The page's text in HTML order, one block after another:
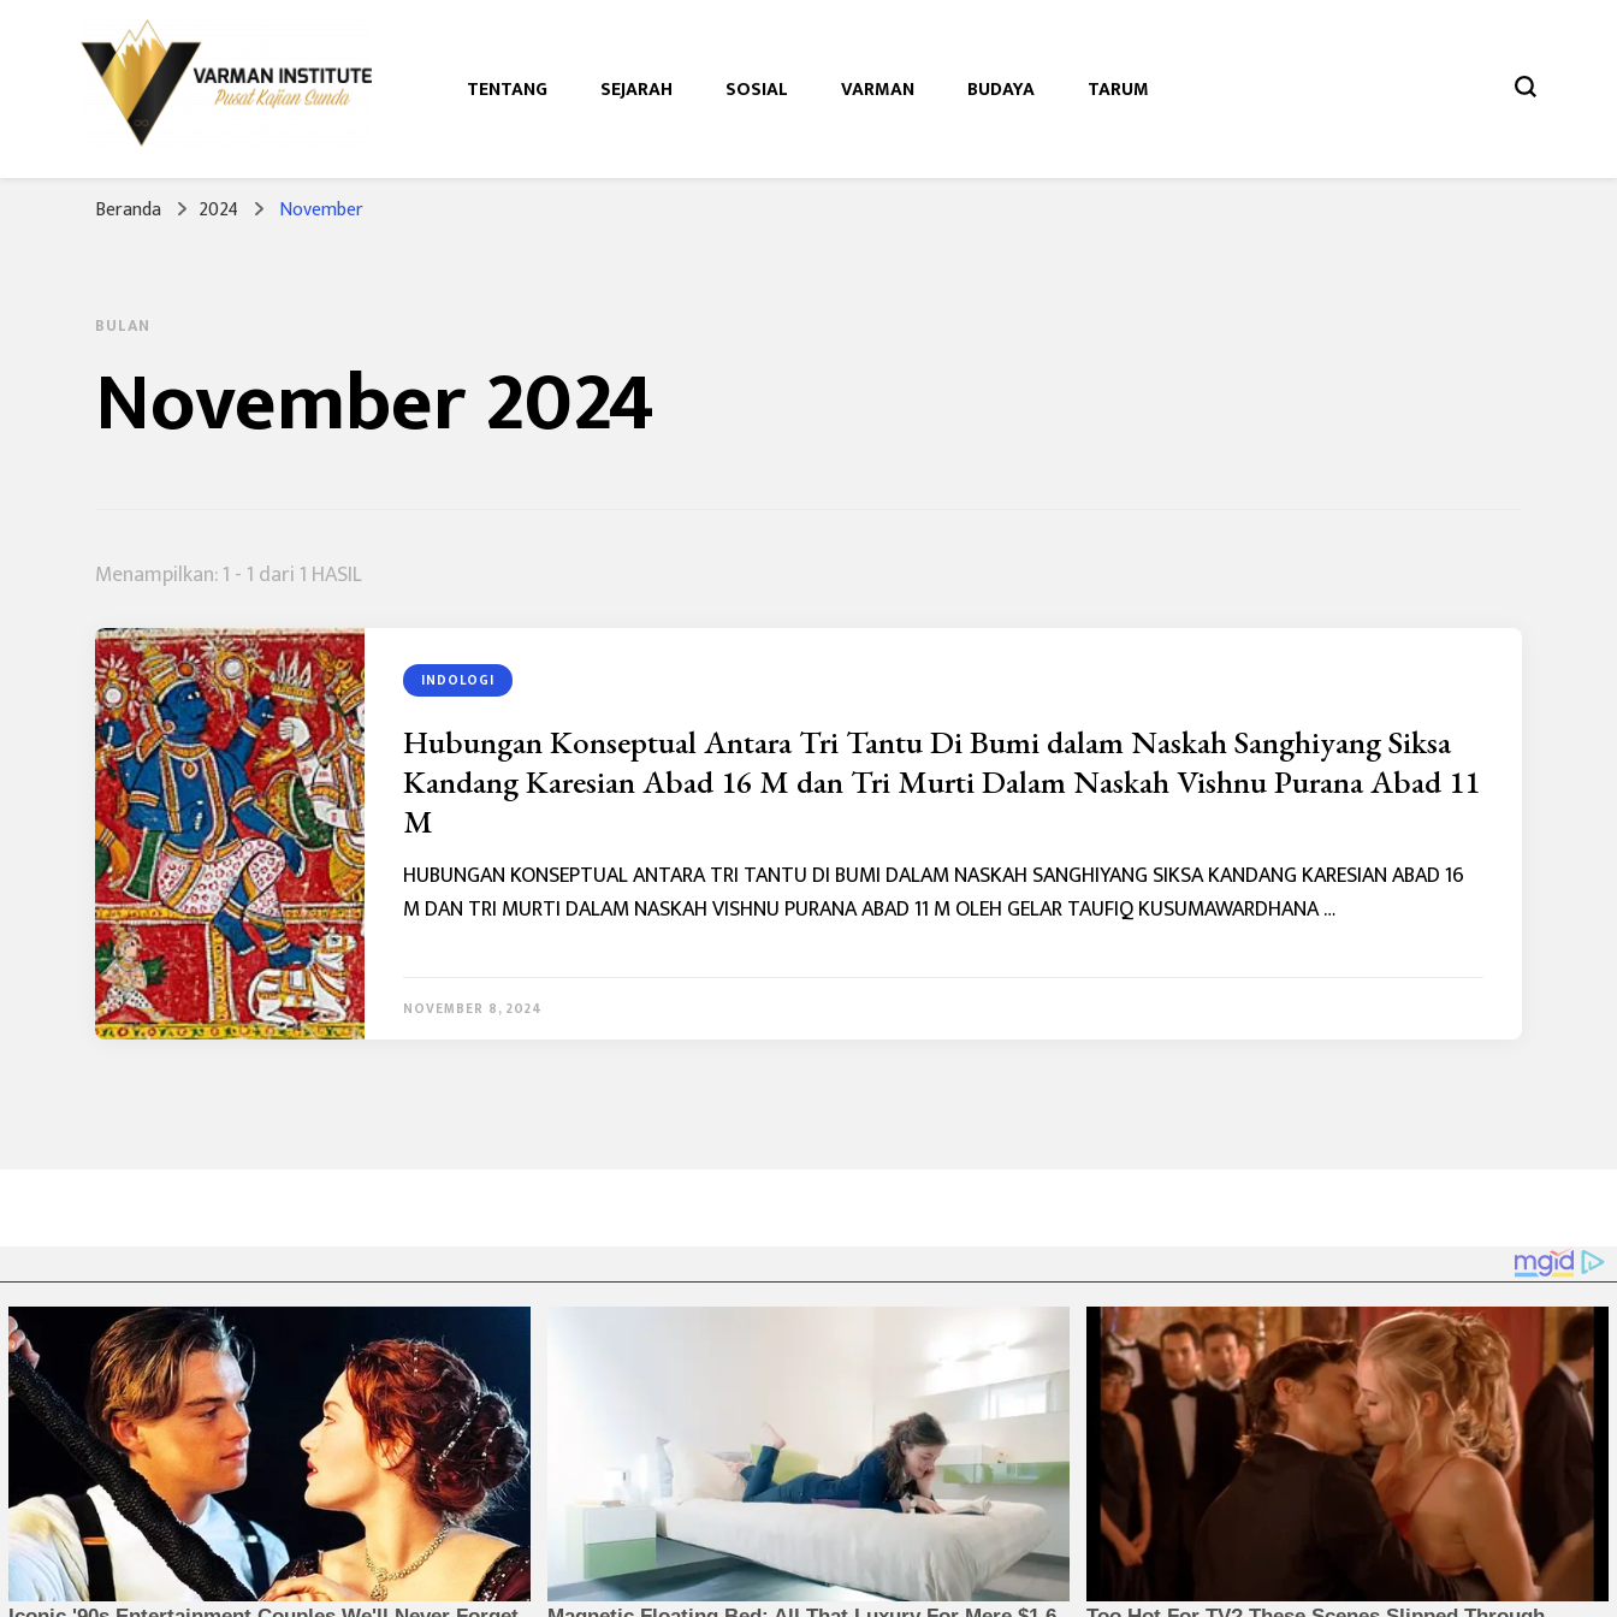
Varman Institute
Pusat Kajian Sunda
TENTANG SEJARAH SOSIAL VARMAN BUDAYA TARUM
Beranda 2024 November
BULAN
November 2024
Menampilkan: 1 - 1 dari 1 HASIL
INDOLOGI
Hubungan Konseptual Antara Tri Tantu Di Bumi dalam Naskah Sanghiyang Siksa
Kandang Karesian Abad 16 M dan Tri Murti Dalam Naskah Vishnu Purana Abad 11
M
HUBUNGAN KONSEPTUAL ANTARA TRI TANTU DI BUMI DALAM NASKAH SANGHIYANG SIKSA KANDANG KARESIAN ABAD 16
M DAN TRI MURTI DALAM NASKAH VISHNU PURANA ABAD 11 M OLEH GELAR TAUFIQ KUSUMAWARDHANA …
NOVEMBER 8, 2024